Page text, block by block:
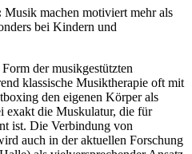
Musik machen motiviert mehr als
bei Kindern und
der musikgestützten
klassische Musiktherapie oft mit
den eigenen Körper als
die Muskulatur, die für
ist. Die Verbindung von
auch in der aktuellen Forschung